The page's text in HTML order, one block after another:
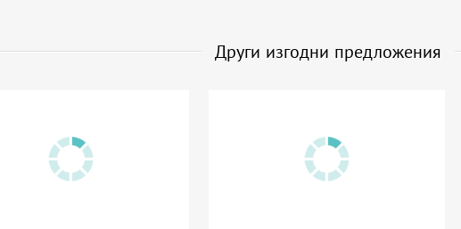
Други изгодни предложения